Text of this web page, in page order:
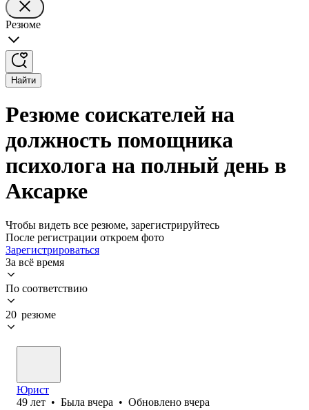
Резюме
Найти
Резюме соискателей на
должность помощника
психолога на полный день в
Аксарке
Чтобы видеть все резюме, зарегистрируйтесь
После регистрации откроем фото
Зарегистрироваться
За всё время
По соответствию
20 резюме
Юрист
49 лет • Была вчера • Обновлено вчера